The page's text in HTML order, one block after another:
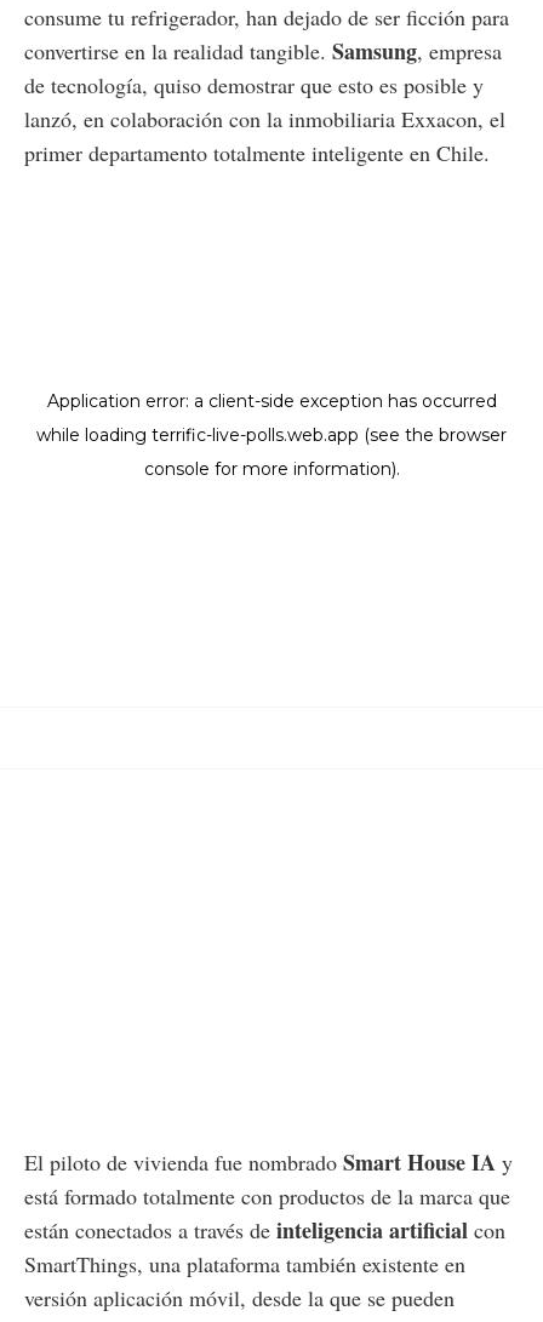
consume tu refrigerador, han dejado de ser ficción para
convertirse en la realidad tangible. Samsung, empresa
de tecnología, quiso demostrar que esto es posible y
lanzó, en colaboración con la inmobiliaria Exxacon, el
primer departamento totalmente inteligente en Chile.
El piloto de vivienda fue nombrado Smart House IA y
está formado totalmente con productos de la marca que
están conectados a través de inteligencia artificial con
SmartThings, una plataforma también existente en
versión aplicación móvil, desde la que se pueden